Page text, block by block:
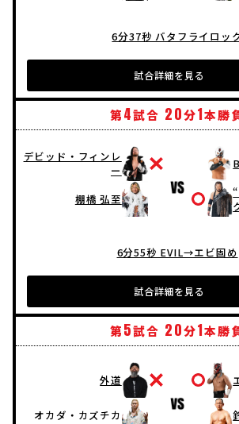
6分37秒 バタフライロッ
試合詳細を見る
第4試合 20分1本勝
デビッド・フィンレ
ー
棚橋 弘至
6分55秒 EVIL→エビ固め
試合詳細を見る
第5試合 20分1本勝
外道
オカダ・カズチカ